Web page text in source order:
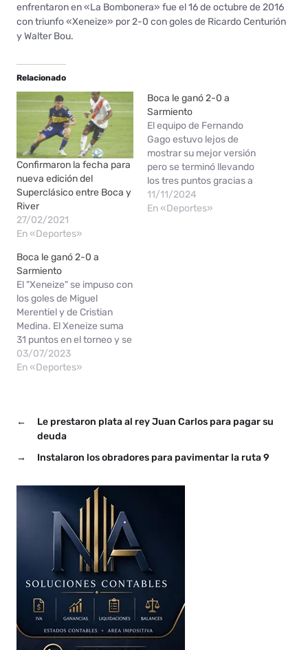
enfrentaron en «La Bombonera» fue el 16 de octubre de 2016
con triunfo «Xeneize» por 2-0 con goles de Ricardo Centurión
y Walter Bou.
Relacionado
Confirmaron la fecha para
nueva edición del
Superclásico entre Boca y
River
27/02/2021
En «Deportes»
Boca le ganó 2-0 a
Sarmiento
El equipo de Fernando
Gago estuvo lejos de
mostrar su mejor versión
pero se terminó llevando
los tres puntos gracias a
los goles de Miguel
Merentiel y Kevin Zenón.
11/11/2024
En «Deportes»
Boca le ganó 2-0 a
Sarmiento
El "Xeneize" se impuso con
los goles de Miguel
Merentiel y de Cristian
Medina. El Xeneize suma
31 puntos en el torneo y se
acerca a la parte alta.
Boca, que venía de golear
mejor nivel, venció 2-0
a Sarmiento de Junín en
03/07/2023
En «Deportes»
←
Le prestaron plata al rey Juan Carlos para pagar su
deuda
→
Instalaron los obradores para pavimentar la ruta 9